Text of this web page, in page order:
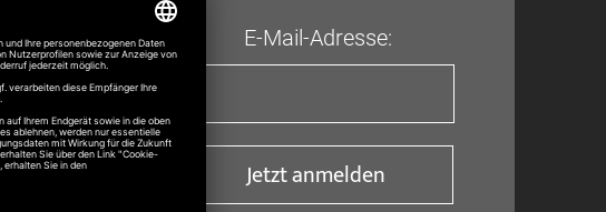
E-Mail-Adresse:
Jetzt anmelden